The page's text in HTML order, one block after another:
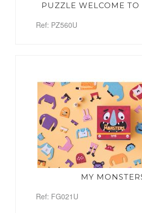
PUZZLE WELCOME
Ref: PZ560U
MY
Ref: FG021U